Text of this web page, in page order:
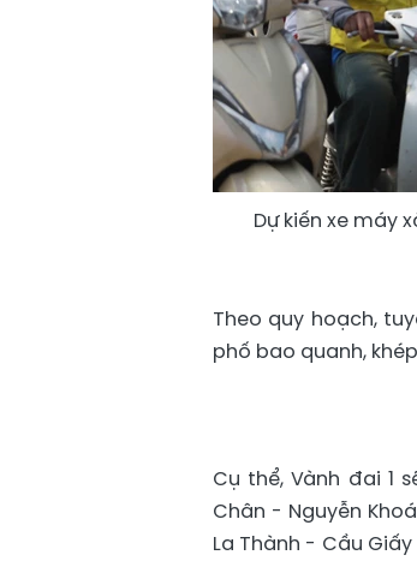
Dự kiến xe máy
Theo quy hoạch,
phố bao quanh,
Cụ thể, Vành đai 1
Chân - Nguyễn
La Thành - Cầu